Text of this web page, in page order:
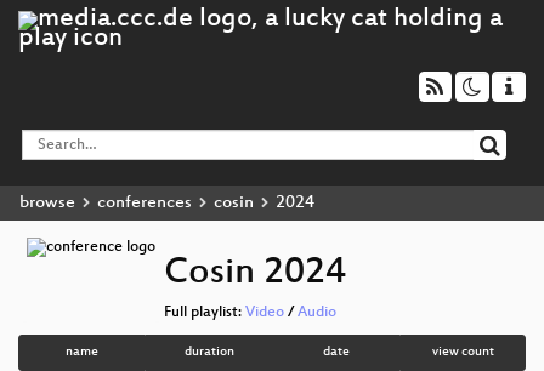
browse conferences cosin 2024
Cosin 2024
Full playlist: Video / Audio
name duration date view count